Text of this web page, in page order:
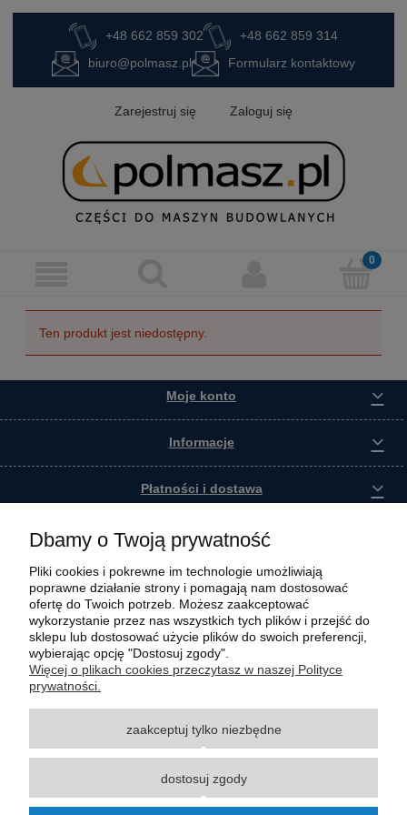
+48 662 859 302
+48 662 859 314
biuro@polmasz.pl
Formularz kontaktowy
Zarejestruj się Zaloguj się
Ten produkt jest niedostępny.
Moje konto
Informacje
Płatności i dostawa
Kontakt
są prawnie chronione i stanowią własność intelektualną polmasz.pl. Jakiekolwiek
zwielokrotnianie, w tym kopiowanie, korzystanie lub rozpowszechnianie wskazanych
z zastrzeżeniem korzystania o charakterze niekomercyjnym dla użytku osobistego, ze
Dbamy o Twoją prywatność
Pliki cookies i pokrewne im technologie umożliwiają
poprawne działanie strony i pomagają nam dostosować
ofertę do Twoich potrzeb. Możesz zaakceptować
wykorzystanie przez nas wszystkich tych plików i przejść do
sklepu lub dostosować użycie plików do swoich preferencji,
wybierając opcję "Dostosuj zgody".
Więcej o plikach cookies przeczytasz w naszej Polityce
prywatności.
zaakceptuj tylko niezbędne
dostosuj zgody